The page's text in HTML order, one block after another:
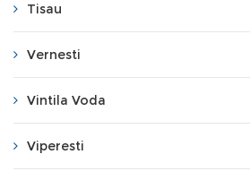
Tisau
Vernesti
Vintila Voda
Viperesti